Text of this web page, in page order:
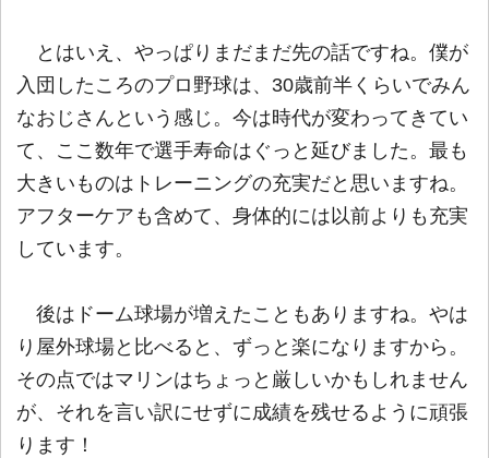
とはいえ、やっぱりまだまだ先の話ですね。僕が
入団したころのプロ野球は、30歳前半くらいでみん
なおじさんという感じ。今は時代が変わってきてい
て、ここ数年で選手寿命はぐっと延びました。最も
大きいものはトレーニングの充実だと思いますね。
アフターケアも含めて、身体的には以前よりも充実
しています。
後はドーム球場が増えたこともありますね。やは
り屋外球場と比べると、ずっと楽になりますから。
その点ではマリンはちょっと厳しいかもしれません
が、それを言い訳にせずに成績を残せるように頑張
ります！